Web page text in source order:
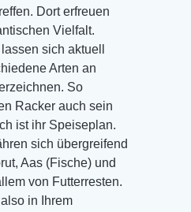
Dort erfreuen
Vielfalt.
sich aktuell
Arten an
So
Racker auch sein
ist ihr Speiseplan.
sich übergreifend
Aas (Fische) und
von Futterresten.
in Ihrem